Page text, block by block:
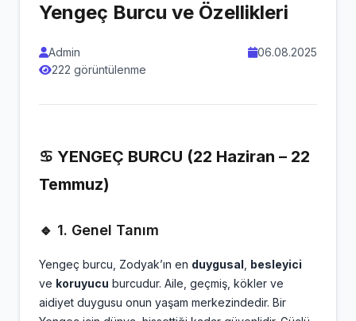
Yengeç Burcu ve Özellikleri
Admin
06.08.2025
222 görüntülenme
♋ YENGEÇ BURCU (22 Haziran – 22
Temmuz)
🔹 1. Genel Tanım
Yengeç burcu, Zodyak’ın en duygusal besleyici
ve koruyucu burcudur. Aile, geçmiş, kökler ve
aidiyet duygusu onun yaşam merkezindedir. Bir